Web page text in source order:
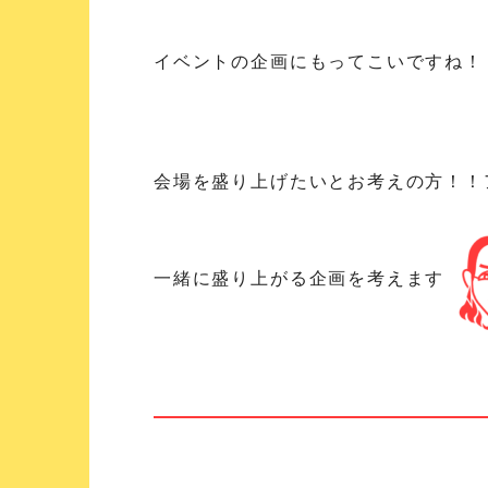
イベントの企画にもってこいですね！
会場を盛り上げたいとお考えの方！
一緒に盛り上がる企画を考えます